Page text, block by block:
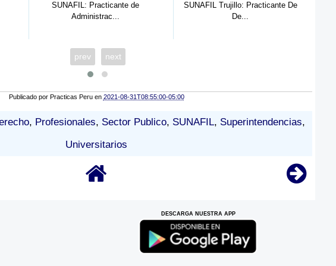
Practicante de
SUNAFIL Trujillo: Practicante De
SUNARP PUCALLPA:
prev next
Publicado por Practicas Peru en 2021-08-31T08:55:00-05:00
, Profesionales, Sector Publico, SUNAFIL, Superintendencias,
Universitarios
DESCARGA NUESTRA APP